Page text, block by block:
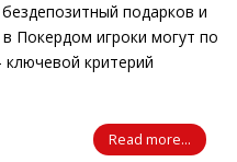
подарков и
Покердом игроки могут по
критерий
Read more...